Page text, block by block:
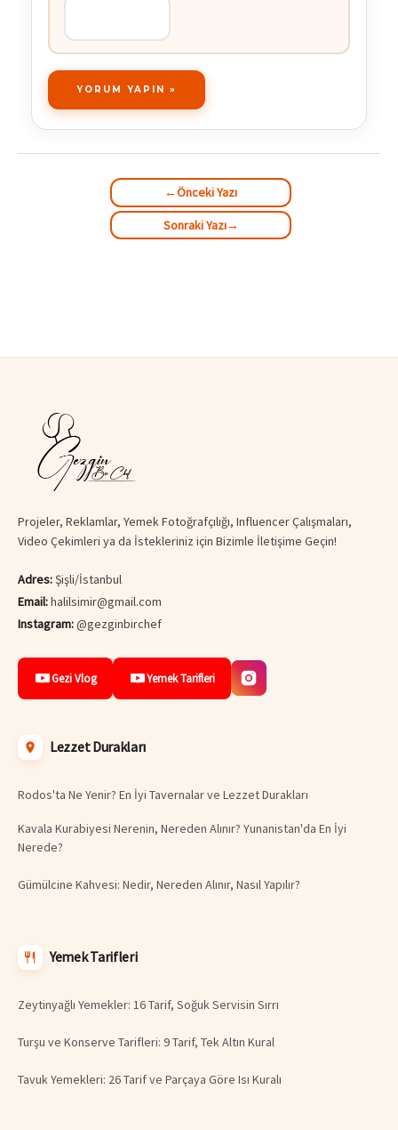
←Önceki Yazı
Sonraki Yazı→
Projeler, Reklamlar, Yemek Fotoğrafçılığı, Influencer Çalışmaları,
Video Çekimleri ya da İstekleriniz için Bizimle İletişime Geçin!
Adres:Şişli/İstanbul
Email:halilsimir@gmail.com
Instagram:@gezginbirchef
Gezi Vlog Yemek Tarifleri
Lezzet Durakları
Rodos'ta Ne Yenir? En İyi Tavernalar ve Lezzet Durakları
Kavala Kurabiyesi Nerenin, Nereden Alınır? Yunanistan'da En İyi
Nerede?
Gümülcine Kahvesi: Nedir, Nereden Alınır, Nasıl Yapılır?
Yemek Tarifleri
Zeytinyağlı Yemekler: 16 Tarif, Soğuk Servisin Sırrı
Turşu ve Konserve Tarifleri: 9 Tarif, Tek Altın Kural
Tavuk Yemekleri: 26 Tarif ve Parçaya Göre Isı Kuralı